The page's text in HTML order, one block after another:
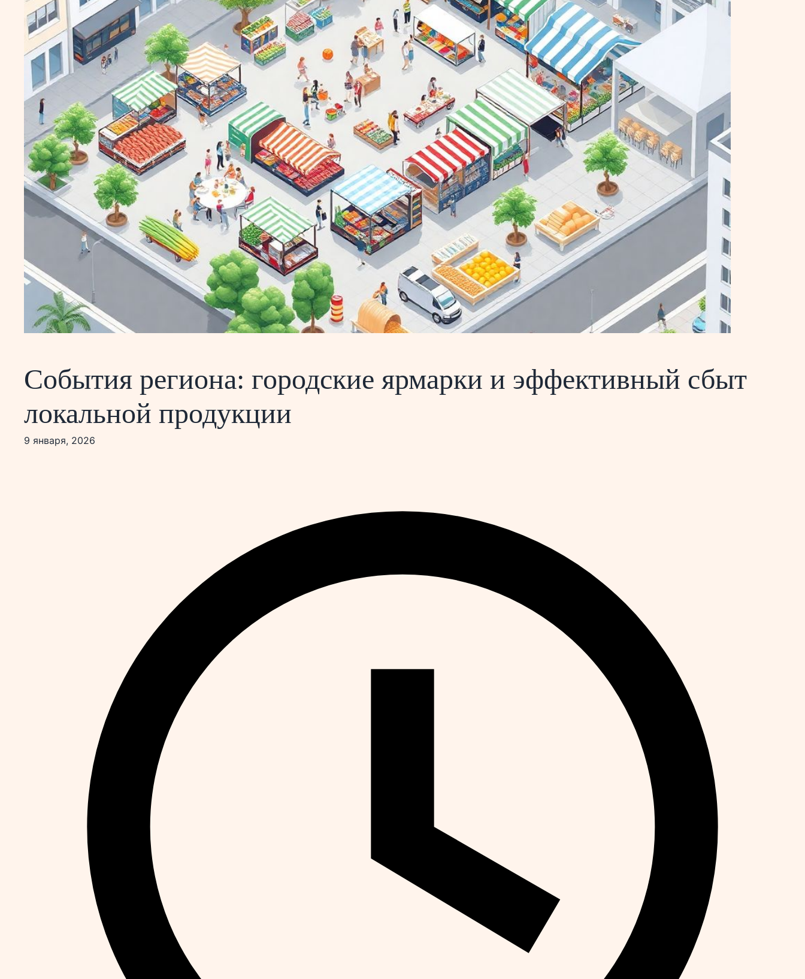
События региона: городские ярмарки и эффективный сбыт
локальной продукции
9 января, 2026